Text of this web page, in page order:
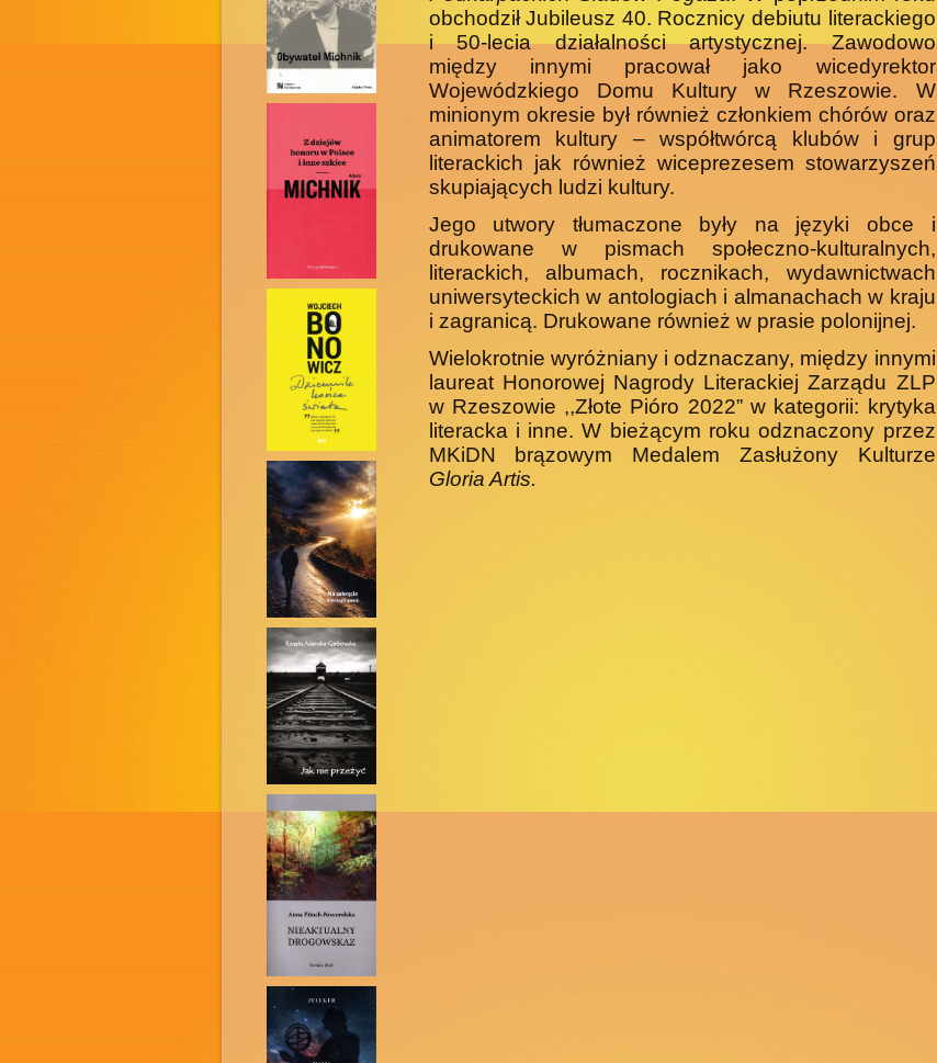
obchodził Jubileusz 40. Rocznicy debiutu literackiego
i 50-lecia działalności artystycznej. Zawodowo
między innymi pracował jako wicedyrektor
Wojewódzkiego Domu Kultury w Rzeszowie. W
minionym okresie był również członkiem chórów oraz
animatorem kultury – współtwórcą klubów i grup
literackich jak również wiceprezesem stowarzyszeń
skupiających ludzi kultury.
Jego utwory tłumaczone były na języki obce i
drukowane w pismach społeczno-kulturalnych,
literackich, albumach, rocznikach, wydawnictwach
uniwersyteckich w antologiach i almanachach w kraju
i zagranicą. Drukowane również w prasie polonijnej.
Wielokrotnie wyróżniany i odznaczany, między innymi
laureat Honorowej Nagrody Literackiej Zarządu ZLP
w Rzeszowie ,,Złote Pióro 2022” w kategorii: krytyka
literacka i inne. W bieżącym roku odznaczony przez
MKiDN brązowym Medalem Zasłużony Kulturze
Gloria Artis.